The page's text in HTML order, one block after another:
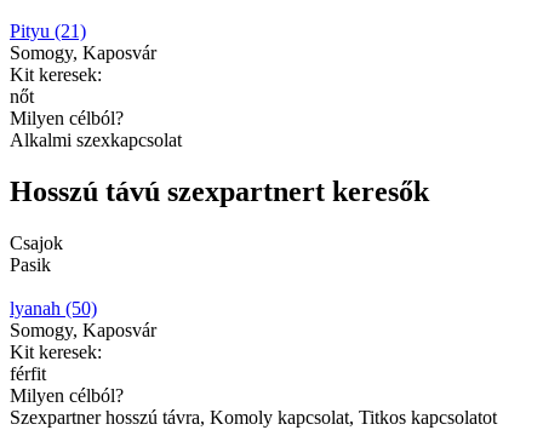
Pityu (21)
Somogy, Kaposvár
Kit keresek:
nőt
Milyen célból?
Alkalmi szexkapcsolat
Hosszú távú szexpartnert keresők
Csajok
Pasik
lyanah (50)
Somogy, Kaposvár
Kit keresek:
férfit
Milyen célból?
Szexpartner hosszú távra, Komoly kapcsolat, Titkos kapcsolatot